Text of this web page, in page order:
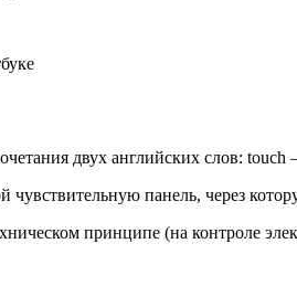
двух английских слов:
чувствительную панель, через
принципе (на контроле